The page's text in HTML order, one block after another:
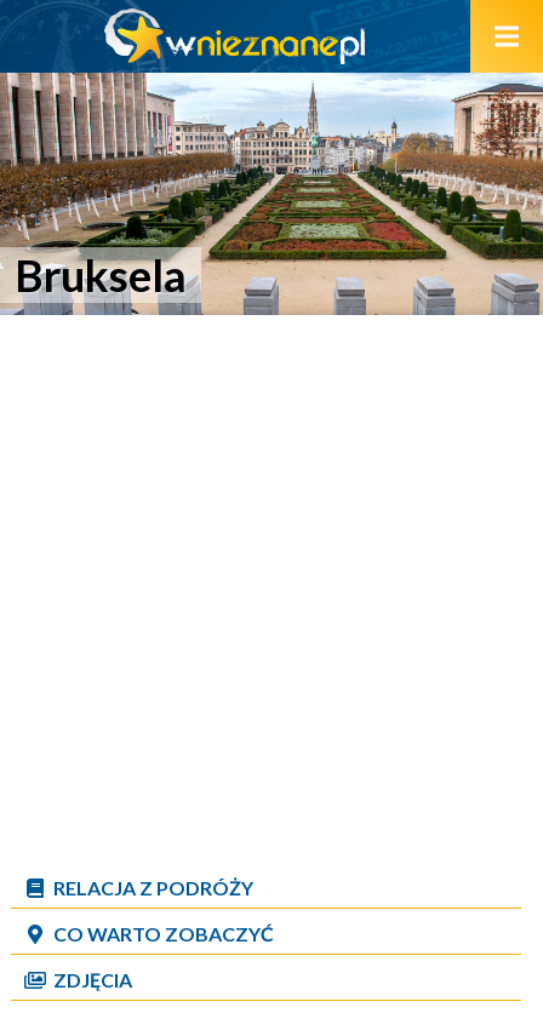
Bruksela
RELACJA Z PODRÓŻY
CO WARTO ZOBACZYĆ
ZDJĘCIA